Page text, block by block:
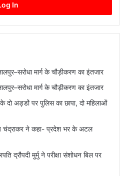
In
मार्ग के चौड़ीकरण का इंतजार
मार्ग के चौड़ीकरण का इंतजार
दो अड्डों पर पुलिस का छापा, दो महिलाओं
चंद्राकर ने कहा- प्रदेश भर के अटल
द्रौपदी मुर्मु ने परीक्षा संशोधन बिल पर